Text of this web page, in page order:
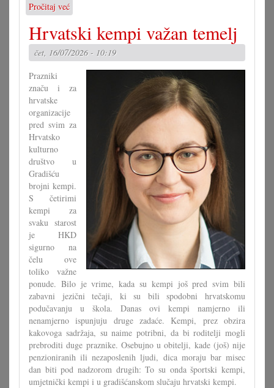
Pročitaj već
Nova
Croatisada
subotu
i
nedilju
Hrvatski kempi važan temelj
čet, 16/07/2026 - 10:19
Prazniki
značu i za
hrvatske
organizacije
pred svim za
Hrvatsko
kulturno
društvo u
Gradišću
brojni kempi.
S četirimi
kempi za
svaku starost
je HKD
sigurno na
čelu ove
toliko važne
ponude. Bilo je vrime, kada su kempi još pred svim bili
zabavni jezični tečaji, ki su bili spodobni hrvatskomu
podučavanju u škola. Danas ovi kempi namjerno ili
nenamjerno ispunjuju druge zadaće. Kempi, prez obzira
kakovoga sadržaja, su naime potribni, da bi roditelji mogli
prebroditi duge praznike. Osebujno u obitelji, kade (još) nije
penzioniranih ili nezaposlenih ljudi, dica moraju bar misec
dan biti pod nadzorom drugih: To su onda športski kempi,
umjetnički kempi i u gradišćanskom slučaju hrvatski kempi.